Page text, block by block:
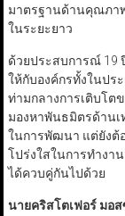
มาตรฐานด้านคุณภา
ในระยะยาว
ด้วยประสบการณ์ 19
ให้กับองค์กรทั้งในปร
ท่ามกลางการเติบโต
มองหาพันธมิตรด้านเ
ในการพัฒนา แต่ยังต้
โปร่งใสในการทำงา
ได้ควบคู่กันไปด้วย
นายคริสโตเฟอร์ มอ